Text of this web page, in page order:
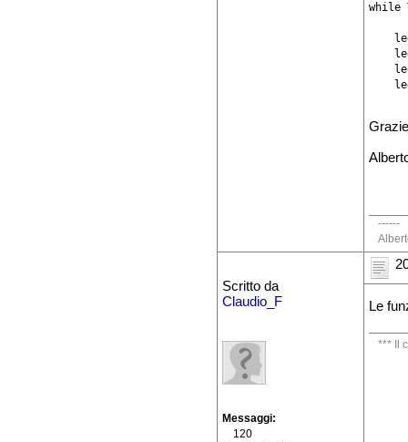
while
Grazie
------
Scritto da
Claudio_F
Messaggi
120
Le
*** Il